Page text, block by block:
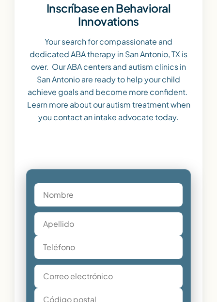
Inscríbase en Behavioral
Innovations
Your search for compassionate and
dedicated ABA therapy in San Antonio, TX is
over. Our ABA centers and autism clinics in
San Antonio are ready to help your child
achieve goals and become more confident.
Learn more about our autism treatment when
you contact an intake advocate today.